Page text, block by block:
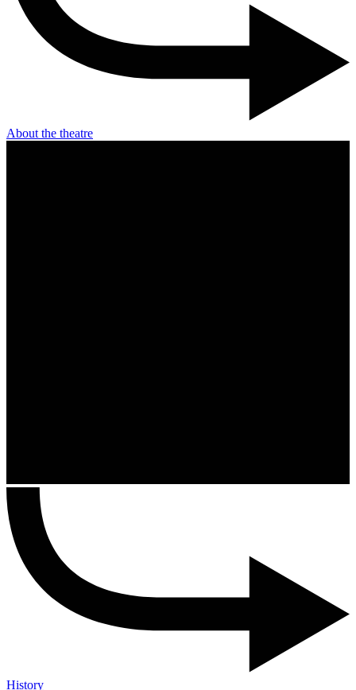
About the theatre
History